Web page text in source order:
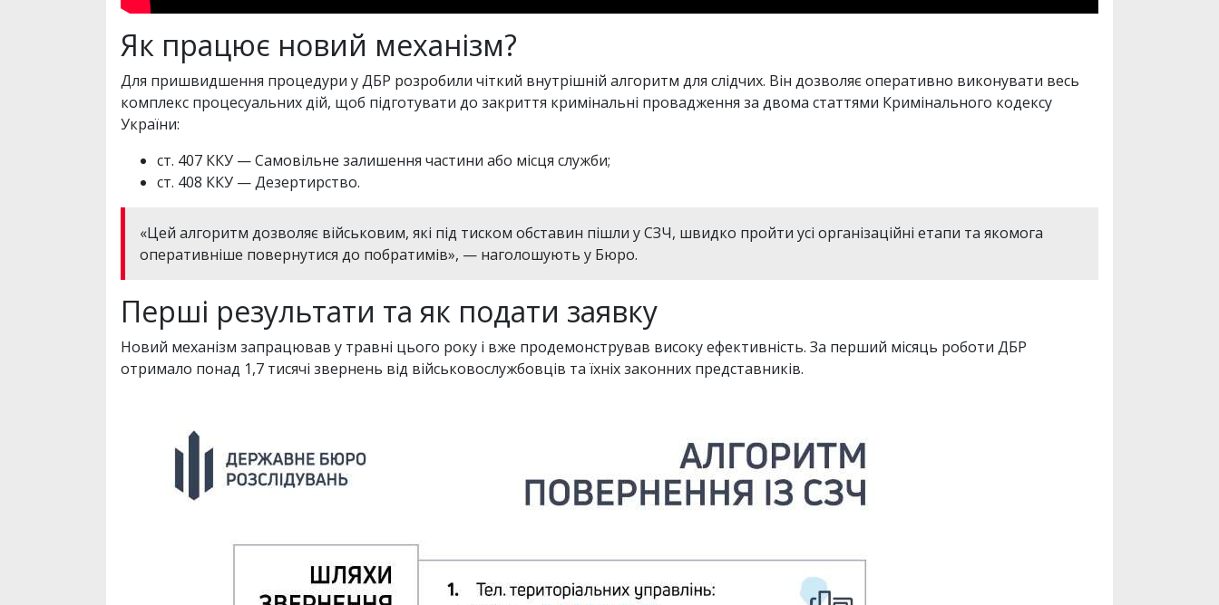
Як працює новий механізм?
Для пришвидшення процедури у ДБР розробили чіткий внутрішній алгоритм для слідчих. Він дозволяє оперативно виконувати весь
комплекс процесуальних дій, щоб підготувати до закриття кримінальні провадження за двома статтями Кримінального кодексу
України:
ст. 407 ККУ — Самовільне залишення частини або місця служби;
ст. 408 ККУ — Дезертирство.
«Цей алгоритм дозволяє військовим, які під тиском обставин пішли у СЗЧ, швидко пройти усі організаційні етапи та якомога
оперативніше повернутися до побратимів», — наголошують у Бюро.
Перші результати та як подати заявку
Новий механізм запрацював у травні цього року і вже продемонстрував високу ефективність. За перший місяць роботи ДБР
отримало понад 1,7 тисячі звернень від військовослужбовців та їхніх законних представників.